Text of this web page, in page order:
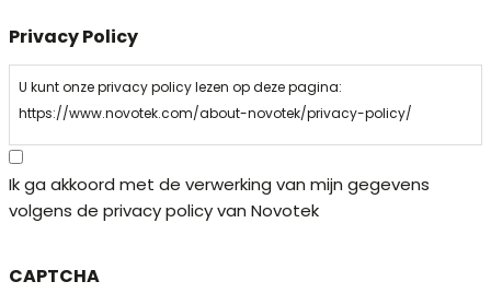
Privacy Policy
U kunt onze privacy policy lezen op deze pagina:
https://www.novotek.com/about-novotek/privacy-policy/
Ik ga akkoord met de verwerking van mijn gegevens
volgens de privacy policy van Novotek
CAPTCHA